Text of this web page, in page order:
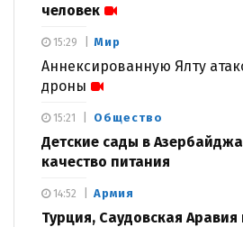
человек
Мир
Аннексированную Ялту
дроны
15:29
Общество
Детские сады в
качество питания
15:21
Армия
Турция, Саудовская Аравия
14:52